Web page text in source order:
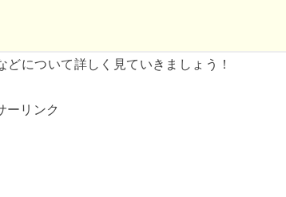
について詳しく見ていきましょう！
ーリンク